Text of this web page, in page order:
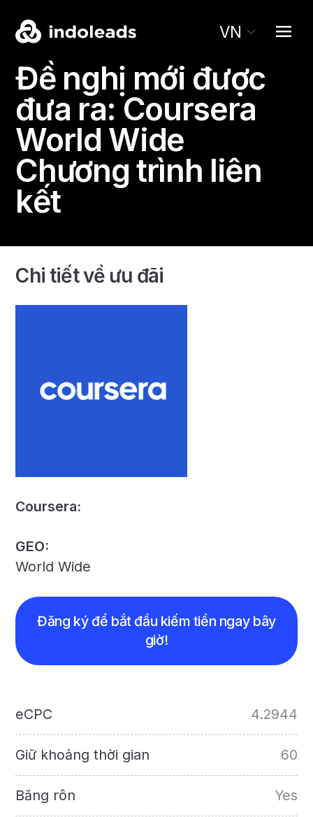
VN
Đề nghị mới được
đưa ra:Coursera
World Wide
Chương trình liên
kết
Chi tiết về ưu đãi
Coursera:
GEO:
World Wide
Đăng ký để bắt đầu kiếm tiền ngay bây
giờ!
eCPC 4.2944
Giữ khoảng thời gian 60
Băng rôn Yes